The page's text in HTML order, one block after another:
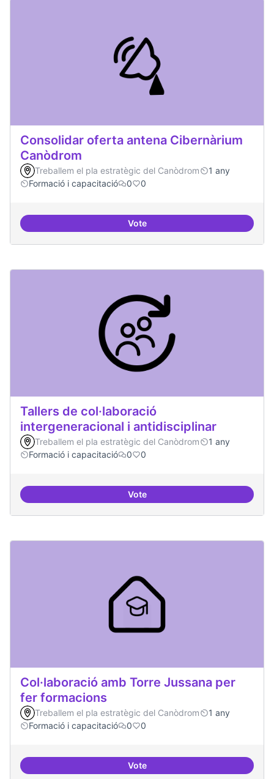
Consolidar oferta antena Cibernàrium
Canòdrom
Treballem el pla estratègic del Canòdrom
1 any
Formació i capacitació
0 0
VoteConsolidar oferta antena
Tallers de col·laboració
intergeneracional i antidisciplinar
Treballem el pla estratègic del Canòdrom
1 any
Formació i capacitació
0 0
VoteTallers de col·laboració
Col·laboració amb Torre Jussana per
fer formacions
Treballem el pla estratègic del Canòdrom
1 any
Formació i capacitació
0 0
VoteCol·laboració amb Torre